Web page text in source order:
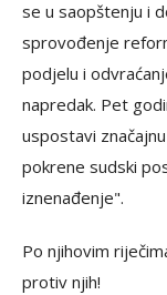
se u saopštenju i
sprovođenje
podjelu i
napredak. Pet
uspostavi
pokrene sudski
iznenađenje".
Po njihovim
protiv njih!